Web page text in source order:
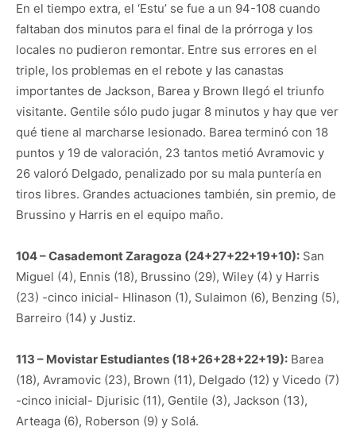
En el tiempo extra, el ‘Estu’ se fue a un 94-108 cuando
faltaban dos minutos para el final de la prórroga y los
locales no pudieron remontar. Entre sus errores en el
triple, los problemas en el rebote y las canastas
importantes de Jackson, Barea y Brown llegó el triunfo
visitante. Gentile sólo pudo jugar 8 minutos y hay que ver
qué tiene al marcharse lesionado. Barea terminó con 18
puntos y 19 de valoración, 23 tantos metió Avramovic y
26 valoró Delgado, penalizado por su mala puntería en
tiros libres. Grandes actuaciones también, sin premio, de
Brussino y Harris en el equipo maño.
104 – Casademont Zaragoza (24+27+22+19+10): San
Miguel (4), Ennis (18), Brussino (29), Wiley (4) y Harris
(23) -cinco inicial- Hlinason (1), Sulaimon (6), Benzing (5),
Barreiro (14) y Justiz.
113 – Movistar Estudiantes (18+26+28+22+19): Barea
(18), Avramovic (23), Brown (11), Delgado (12) y Vicedo (7)
-cinco inicial- Djurisic (11), Gentile (3), Jackson (13),
Arteaga (6), Roberson (9) y Solá.